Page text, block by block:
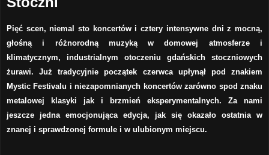
Pięć scen, niemal sto koncertów i cztery intensywne dni z mocną,
głośną i różnorodną muzyką w domowej atmosferze i
klimatycznym, industrialnym otoczeniu gdańskich stoczniowych
żurawi. Już tradycyjnie początek czerwca upłynął pod znakiem
Mystic Festivalu i niezapomnianych koncertów zarówno spod znaku
metalowej klasyki jak i brzmień eksperymentalnych. Za nami
jeszcze jedna emocjonująca edycja, jak się okazało ostatnia w
znanej i sprawdzonej formule i w ulubionym miejscu.